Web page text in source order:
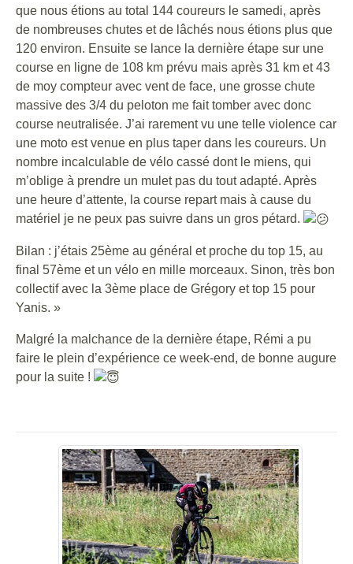
que nous étions au total 144 coureurs le samedi, après
de nombreuses chutes et de lâchés nous étions plus que
120 environ. Ensuite se lance la dernière étape sur une
course en ligne de 108 km prévu mais après 31 km et 43
de moy compteur avec vent de face, une grosse chute
massive des 3/4 du peloton me fait tomber avec donc
course neutralisée. J’ai rarement vu une telle violence car
une moto est venue en plus taper dans les coureurs. Un
nombre incalculable de vélo cassé dont le miens, qui
m’oblige à prendre un mulet pas du tout adapté. Après
une heure d’attente, la course repart mais à cause du
matériel je ne peux pas suivre dans un gros pétard.
Bilan : j’étais 25ème au général et proche du top 15, au
final 57ème et un vélo en mille morceaux. Sinon, très bon
collectif avec la 3ème place de Grégory et top 15 pour
Yanis. »
Malgré la malchance de la dernière étape, Rémi a pu
faire le plein d’expérience ce week-end, de bonne augure
pour la suite !